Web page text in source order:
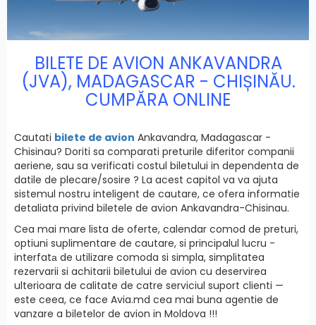
BILETE DE AVION ANKAVANDRA
(JVA), MADAGASCAR - CHIȘINĂU.
CUMPĂRA ONLINE
Cautati bilete de avion Ankavandra, Madagascar -
Chisinau? Doriti sa comparati preturile diferitor companii
aeriene, sau sa verificati costul biletului in dependenta de
datile de plecare/sosire ? La acest capitol va va ajuta
sistemul nostru inteligent de cautare, ce ofera informatie
detaliata privind biletele de avion Ankavandra-Chisinau.
Cea mai mare lista de oferte, calendar comod de preturi,
optiuni suplimentare de cautare, si principalul lucru -
interfatа de utilizare comoda si simpla, simplitatea
rezervarii si achitarii biletului de avion cu deservirea
ulterioara de calitate de catre serviciul suport clienti —
este ceea, ce face Avia.md cea mai buna agentie de
vanzare a biletelor de avion in Moldova !!!